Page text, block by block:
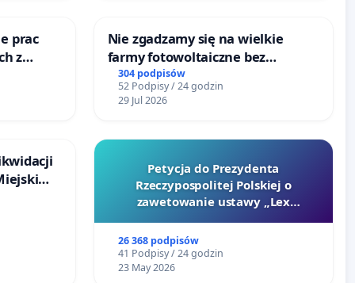
prac
z
Nie zgadzamy się na wielkie
farmy fotowoltaiczne bez
rzetelnych analiz i akceptacji
mieszkańców
304 podpisów
52 Podpisy / 24 godzin
29 Jul 2026
Petycja do Prezydenta
Rzeczypospolitej Polskiej o
zawetowanie ustawy „Lex
26 368 podpisów
41 Podpisy / 24 godzin
23 May 2026